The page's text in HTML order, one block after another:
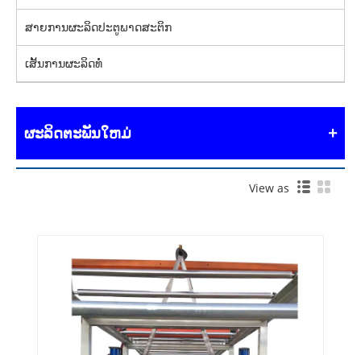
ສາຍການຜະລິດປະຕູພາດສະຕິກ
ເສັ້ນການຜະລິດທໍ່
ຜະລິດຕະພັນໃຫມ່
View as